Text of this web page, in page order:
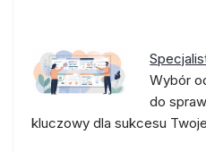
Wybór
do
kluczowy dla sukcesu